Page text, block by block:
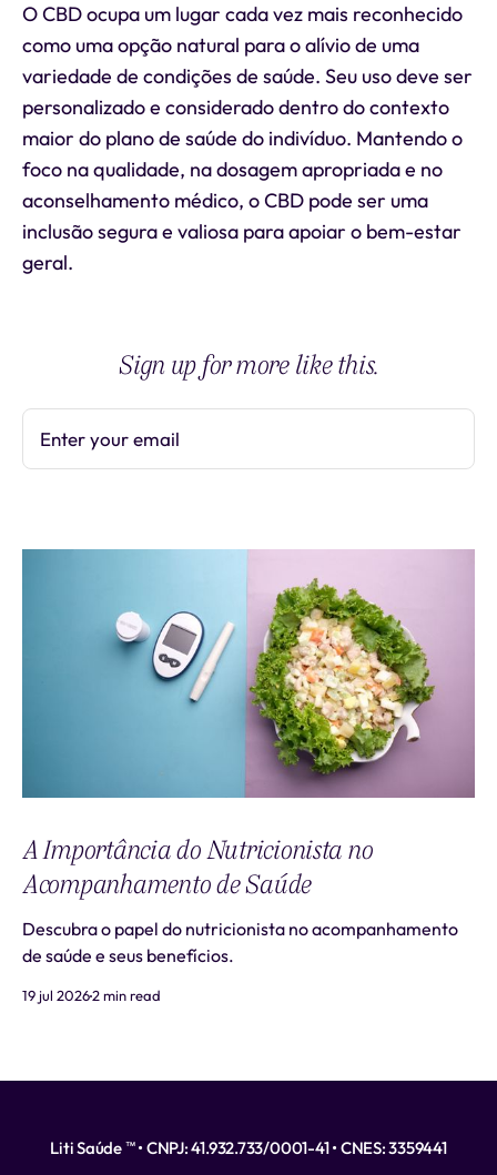
O CBD ocupa um lugar cada vez mais reconhecido
como uma opção natural para o alívio de uma
variedade de condições de saúde. Seu uso deve ser
personalizado e considerado dentro do contexto
maior do plano de saúde do indivíduo. Mantendo o
foco na qualidade, na dosagem apropriada e no
aconselhamento médico, o CBD pode ser uma
inclusão segura e valiosa para apoiar o bem-estar
geral.
Sign up for more like this.
Enter your email
A Importância do Nutricionista no
Acompanhamento de Saúde
Descubra o papel do nutricionista no acompanhamento
de saúde e seus benefícios.
19 jul 20262 min read
Liti Saúde ™ • CNPJ: 41.932.733/0001-41 • CNES: 3359441